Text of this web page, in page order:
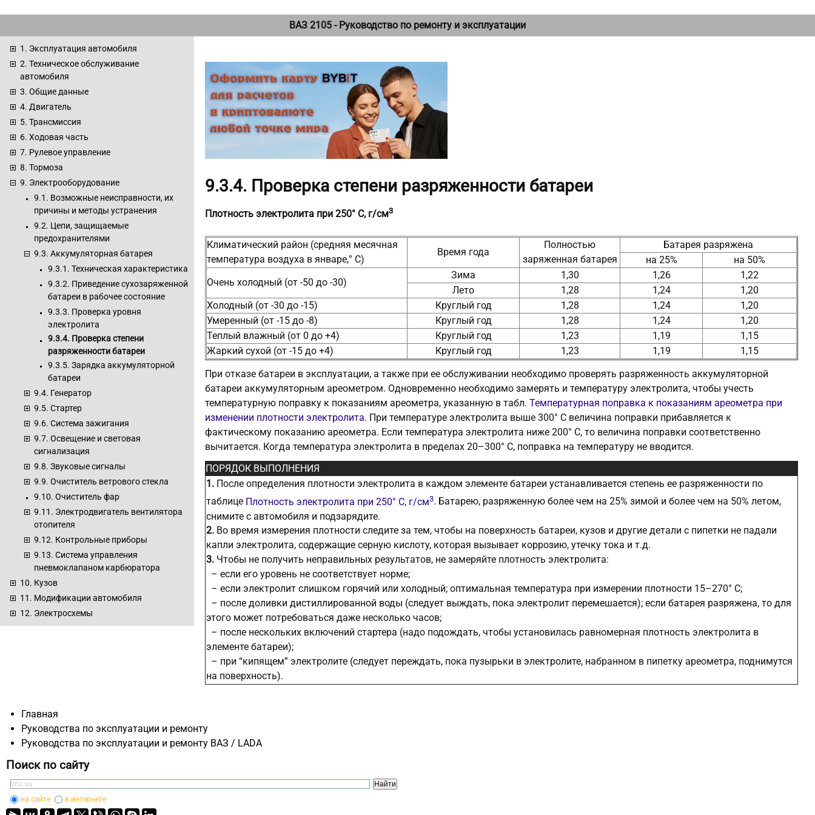
ВАЗ 2105 - Руководство по ремонту и эксплуатации
1. Эксплуатация автомобиля
2. Техническое обслуживание
автомобиля
3. Общие данные
4. Двигатель
5. Трансмиссия
6. Ходовая часть
7. Рулевое управление
8. Тормоза
9. Электрооборудование
9.1. Возможные неисправности, их
причины и методы устранения
9.2. Цепи, защищаемые
предохранителями
9.3. Аккумуляторная батарея
9.3.1. Техническая характеристика
9.3.2. Приведение сухозаряженной
батареи в рабочее состояние
9.3.3. Проверка уровня
электролита
9.3.4. Проверка степени
разряженности батареи
9.3.5. Зарядка аккумуляторной
батареи
9.4. Генератор
9.5. Стартер
9.6. Система зажигания
9.7. Освещение и световая
сигнализация
9.8. Звуковые сигналы
9.9. Очиститель ветрового стекла
9.10. Очиститель фар
9.11. Электродвигатель вентилятора
отопителя
9.12. Контрольные приборы
9.13. Система управления
пневмоклапаном карбюратора
10. Кузов
11. Модификации автомобиля
12. Электросхемы
9.3.4. Проверка степени разряженности батареи
Плотность электролита при 250° С, г/см3
Климатический район (средняя месячная
температура воздуха в январе,° С)
Время года
Полностью
заряженная батарея
Батарея разряжена
на 25%
на 50%
Очень холодный (от -50 до -30)
Зима 1,30 1,26
1,22
Лето
1,28 1,24
1,20
Холодный (от -30 до -15)
Круглый год 1,28 1,24
1,20
Умеренный (от -15 до -8)
Круглый год 1,28 1,24
1,20
Теплый влажный (от 0 до +4)
Круглый год 1,23 1,19
1,15
Жаркий сухой (от -15 до +4)
Круглый год 1,23 1,19 1,15
При отказе батареи в эксплуатации, а также при ее обслуживании необходимо проверять разряженность аккумуляторной
батареи аккумуляторным ареометром. Одновременно необходимо замерять и температуру электролита, чтобы учесть
температурную поправку к показаниям ареометра, указанную в табл. Температурная поправка к показаниям ареометра при
изменении плотности электролита. При температуре электролита выше 300° С величина поправки прибавляется к
фактическому показанию ареометра. Если температура электролита ниже 200° С, то величина поправки соответственно
вычитается. Когда температура электролита в пределах 20–300° С, поправка на температуру не вводится.
ПОРЯДОК ВЫПОЛНЕНИЯ
1. После определения плотности электролита в каждом элементе батареи устанавливается степень ее разряженности по
таблице Плотность электролита при 250° С, г/см3. Батарею, разряженную более чем на 25% зимой и более чем на 50% летом,
снимите с автомобиля и подзарядите.
2. Во время измерения плотности следите за тем, чтобы на поверхность батареи, кузов и другие детали с пипетки не падали
капли электролита, содержащие серную кислоту, которая вызывает коррозию, утечку тока и т.д.
3. Чтобы не получить неправильных результатов, не замеряйте плотность электролита:
– если его уровень не соответствует норме;
– если электролит слишком горячий или холодный; оптимальная температура при измерении плотности 15–270° С;
– после доливки дистиллированной воды (cледует выждать, пока электролит перемешается); если батарея разряжена, то для
этого может потребоваться даже несколько часов;
– после нескольких включений стартера (надо подождать, чтобы установилась равномерная плотность электролита в
элементе батареи);
– при “кипящем” электролите (следует переждать, пока пузырьки в электролите, набранном в пипетку ареометра, поднимутся
на поверхность).
Главная
Руководства по эксплуатации и ремонту
Руководства по эксплуатации и ремонту ВАЗ / LADA
Поиск по сайту
на сайте в интернете